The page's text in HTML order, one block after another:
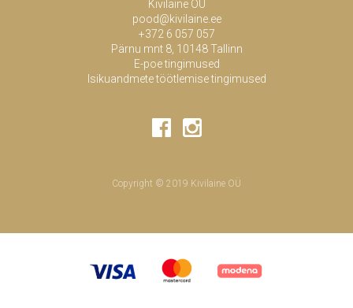
Kivilaine OÜ
pood@kivilaine.ee
+372 6 057 057
Pärnu mnt 8, 10148 Tallinn
E-poe tingimused
Isikuandmete töötlemise tingimused
Copyright © 2019 Kivilaine OÜ